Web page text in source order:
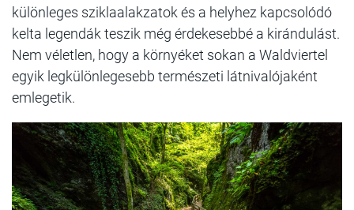
különleges sziklaalakzatok és a helyhez kapcsolódó
kelta legendák teszik még érdekesebbé a kirándulást.
Nem véletlen, hogy a környéket sokan a Waldviertel
egyik legkülönlegesebb természeti látnivalójaként
emlegetik.